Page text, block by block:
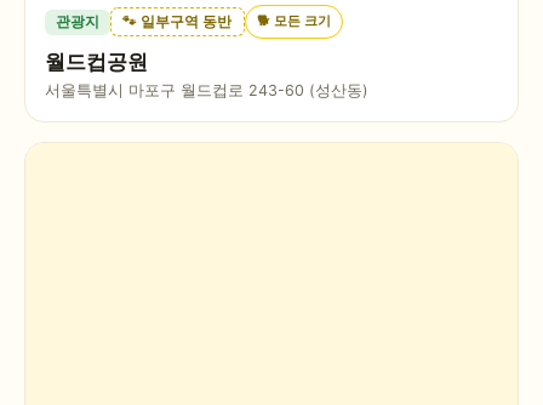
관광지 🐾 일부구역 동반 🐕 모든 크기
월드컵공원
서울특별시 마포구 월드컵로 243-60 (성산동)